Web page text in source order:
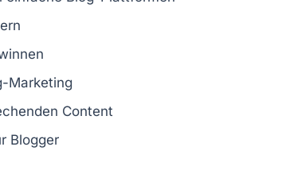
Marketing
Content
Blogger